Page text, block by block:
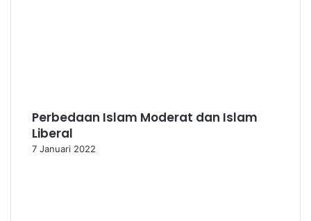
Perbedaan Islam Moderat dan Islam
Liberal
7 Januari 2022